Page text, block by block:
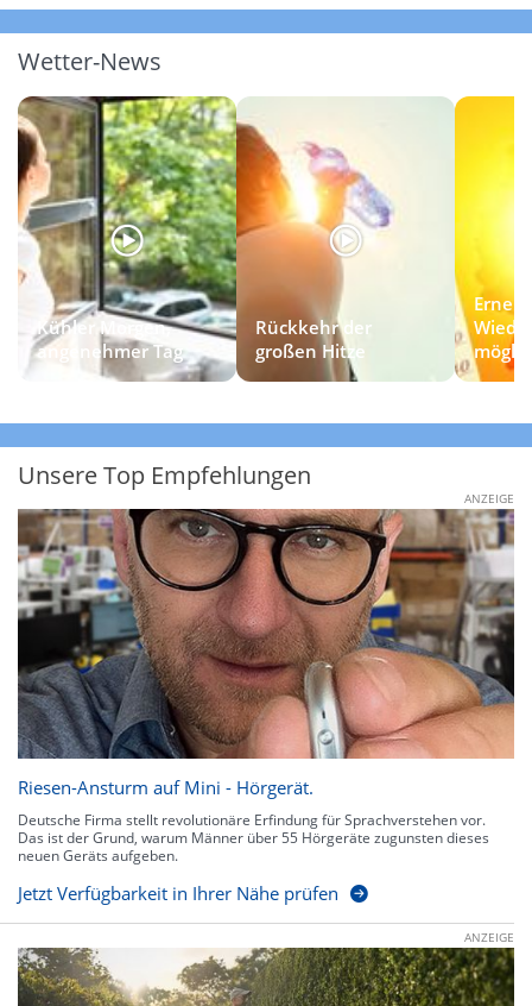
Wetter-News
Kühler Morgen,
angenehmer Tag
Rückkehr der
großen Hitze
Unsere Top Empfehlungen
ANZEIGE
Riesen-Ansturm auf Mini - Hörgerät.
Deutsche Firma stellt revolutionäre Erfindung für Sprachverstehen vor.
Das ist der Grund, warum Männer über 55 Hörgeräte zugunsten dieses
neuen Geräts aufgeben.
Jetzt Verfügbarkeit in Ihrer Nähe prüfen
ANZEIGE